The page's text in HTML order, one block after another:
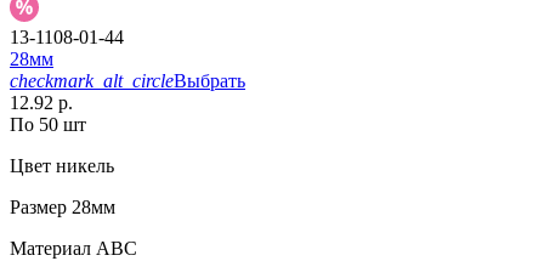
13-1108-01-44
28мм
checkmark_alt_circleВыбрать
12.92 р.
По 50 шт
Цвет никель
Размер 28мм
Материал АВС